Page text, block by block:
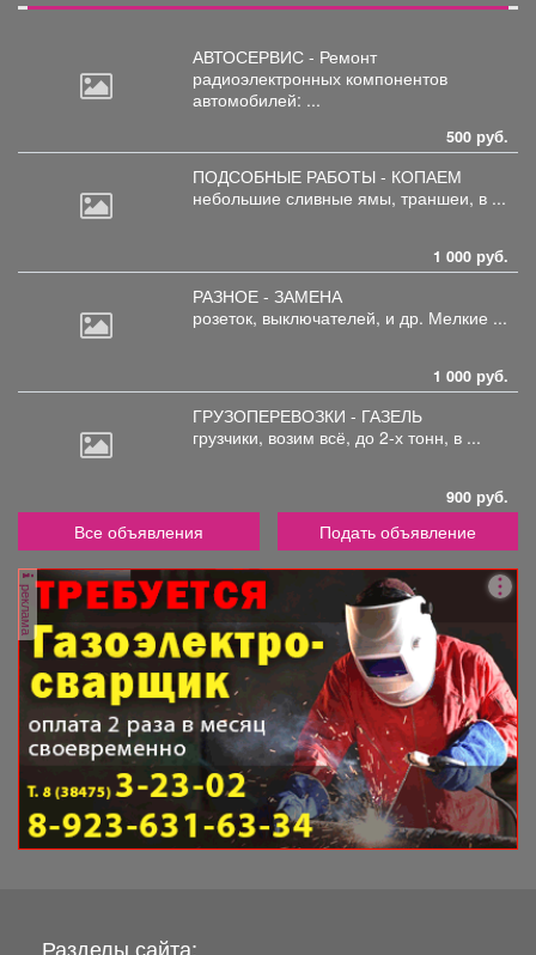
АВТОСЕРВИС - Ремонт
радиоэлектронных компонентов
автомобилей: ...
500 руб.
ПОДСОБНЫЕ РАБОТЫ - КОПАЕМ
небольшие сливные ямы, траншеи, в ...
1 000 руб.
РАЗНОЕ - ЗАМЕНА
розеток, выключателей, и др. Мелкие ...
1 000 руб.
ГРУЗОПЕРЕВОЗКИ - ГАЗЕЛЬ
грузчики, возим всё, до 2-х тонн, в ...
900 руб.
Все объявления Подать объявление
реклама
Разделы сайта: